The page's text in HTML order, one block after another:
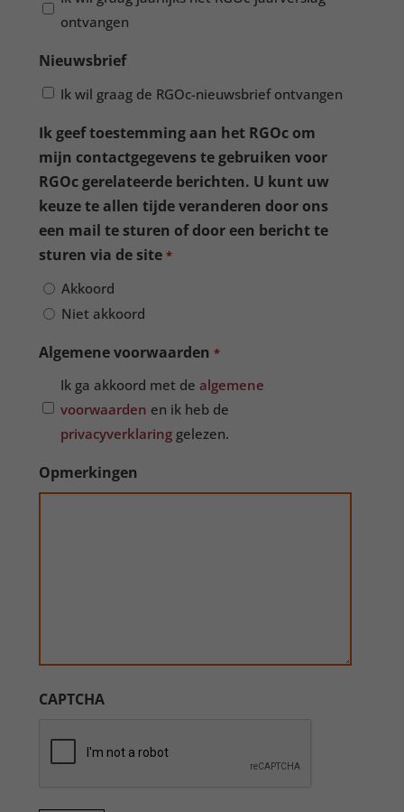
ontvangen
Nieuwsbrief
Ik wil graag de RGOc-nieuwsbrief ontvangen
Ik geef toestemming aan het RGOc om
mijn contactgegevens te gebruiken voor
RGOc gerelateerde berichten. U kunt uw
keuze te allen tijde veranderen door ons
een mail te sturen of door een bericht te
sturen via de site *
Akkoord
Niet akkoord
Algemene voorwaarden *
Ik ga akkoord met dealgemene
voorwaarden en ik heb de
privacyverklaring gelezen.
Opmerkingen
CAPTCHA